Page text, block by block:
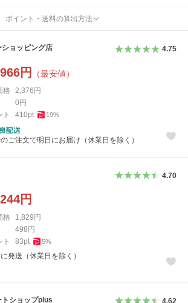
ポイント・送料の算出方法
ョッピング店 4.75
円 （最安値）
格 2,376 円
0 円
ト
410pt 19%
ご注文で明日にお届け（休業日を除く）
4.70
円
格 1,829円
498円
ト
83pt 5%
発送（休業日を除く）
トショップplus 4.62